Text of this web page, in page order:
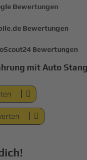
Bewertungen
Bewertungen
Bewertungen
mit Auto Stang